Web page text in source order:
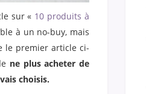
sur « 10 produits à
à un no-buy, mais
le premier article ci-
ne plus acheter de
choisis.